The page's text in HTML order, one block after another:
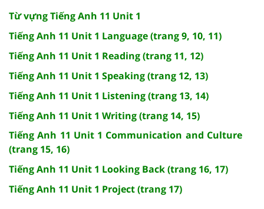
Từ vựng Tiếng Anh 11 Unit 1
Tiếng Anh 11 Unit 1 Language (trang 9, 10, 11)
Tiếng Anh 11 Unit 1 Reading (trang 11, 12)
Tiếng Anh 11 Unit 1 Speaking (trang 12, 13)
Tiếng Anh 11 Unit 1 Listening (trang 13, 14)
Tiếng Anh 11 Unit 1 Writing (trang 14, 15)
Tiếng Anh 11 Unit 1 Communication and Culture
(trang 15, 16)
Tiếng Anh 11 Unit 1 Looking Back (trang 16, 17)
Tiếng Anh 11 Unit 1 Project (trang 17)